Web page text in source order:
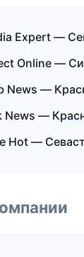
Expert —
Online —
News —
News —
Hot —